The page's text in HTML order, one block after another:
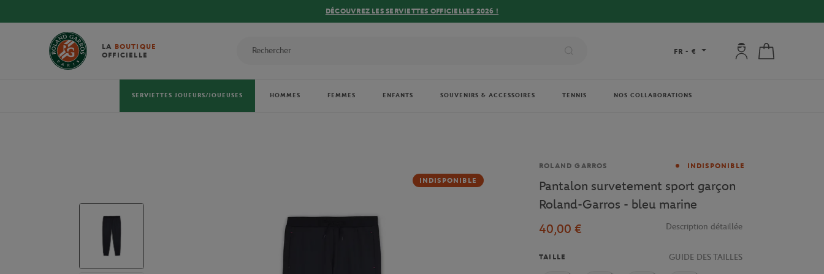
DÉCOUVREZ LES SERVIETTES OFFICIELLES 2026 !
LA BOUTIQUE
OFFICIELLE
FR - € Mon compte : se
SERVIETTES JOUEURS/JOUEUSES HOMMES FEMMES ENFANTS SOUVENIRS & ACCESSOIRES TENNIS NOS COLLABORATIONS
INDISPONIBLE
Marque
ROLAND GARROS INDISPONIBLE
Pantalon survetement sport garçon
Roland-Garros - bleu marine
40,00 €
Description détaillée
TAILLE GUIDE DES TAILLES